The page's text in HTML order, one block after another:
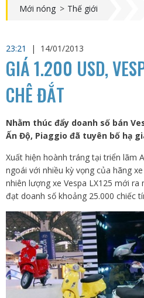
Mới nóng > Thế giới
23:21
| 14/01/2013
GIÁ 1.200 USD,
CHÊ ĐẮT
Nhằm thúc đẩy doanh số bán
Ấn Độ, Piaggio đã tuyên bố hạ
Xuất hiện hoành tráng tại triển lãm
ngoái với nhiều kỳ vọng của hãng
nhiên lượng xe Vespa LX125 mới
đạt doanh số khoảng 25.000 chiếc